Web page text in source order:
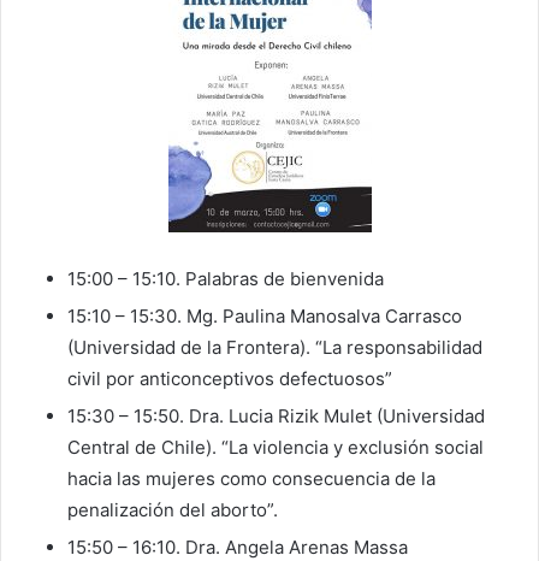
15:00 – 15:10. Palabras de bienvenida
15:10 – 15:30. Mg. Paulina Manosalva Carrasco
(Universidad de la Frontera). “La responsabilidad
civil por anticonceptivos defectuosos”
15:30 – 15:50. Dra. Lucia Rizik Mulet (Universidad
Central de Chile). “La violencia y exclusión social
hacia las mujeres como consecuencia de la
penalización del aborto”.
15:50 – 16:10. Dra. Angela Arenas Massa